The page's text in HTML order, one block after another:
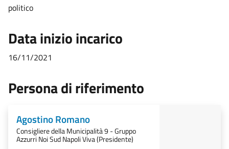
politico
Data inizio incarico
16/11/2021
Persona di riferimento
Agostino Romano
Consigliere della Municipalità 9 - Gruppo
Azzurri Noi Sud Napoli Viva (Presidente)